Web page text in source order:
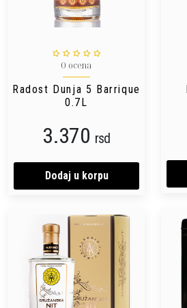
0 ocena
Radost Dunja 5 Barrique
0.7L
3.370 rsd
Dodaj u korpu